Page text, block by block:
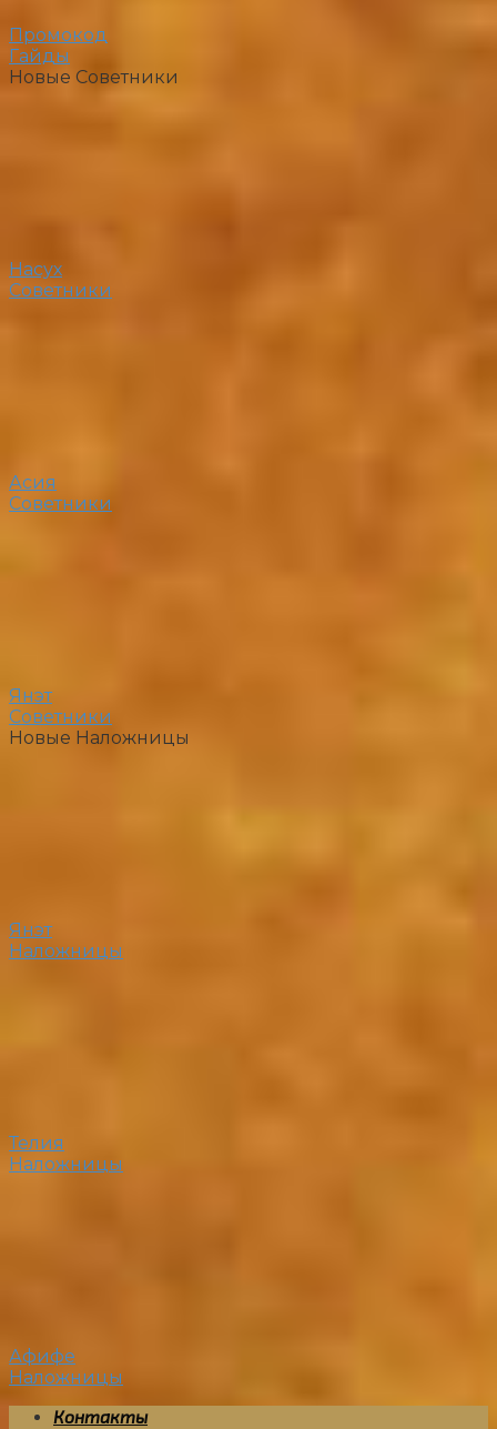
Промокод
Гайды
Новые Советники
Насух
Советники
Асия
Советники
Янэт
Советники
Новые Наложницы
Янэт
Наложницы
Телия
Наложницы
Афифе
Наложницы
Контакты